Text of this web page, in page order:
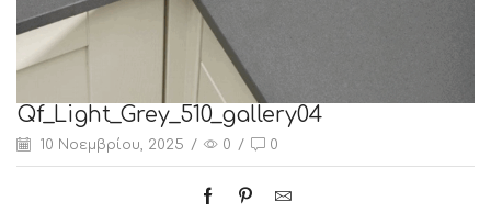
Qf_Light_Grey_510_gallery04
10 Νοεμβρίου, 2025 / 0 / 0